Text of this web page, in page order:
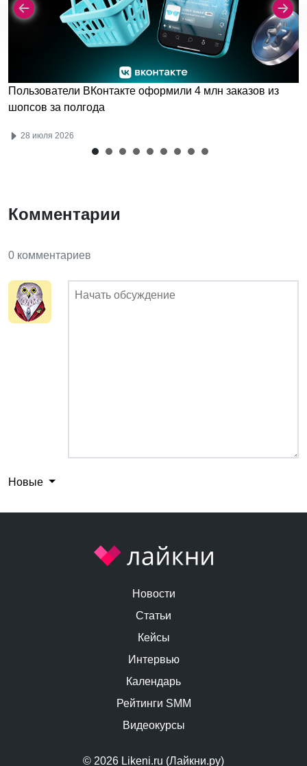
Пользователи ВКонтакте оформили 4 млн заказов из
шопсов за полгода
28 июля 2026
Комментарии
0 комментариев
Новые
© 2026 Likeni.ru (Лайкни.ру)
Новости
Статьи
Кейсы
Интервью
Календарь
Рейтинги SMM
Видеокурсы